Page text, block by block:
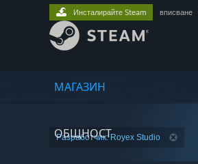
МАГАЗИН
ОБЩНОСТ
Инсталирайте Steam вписване
Разработчик: Royex Studio